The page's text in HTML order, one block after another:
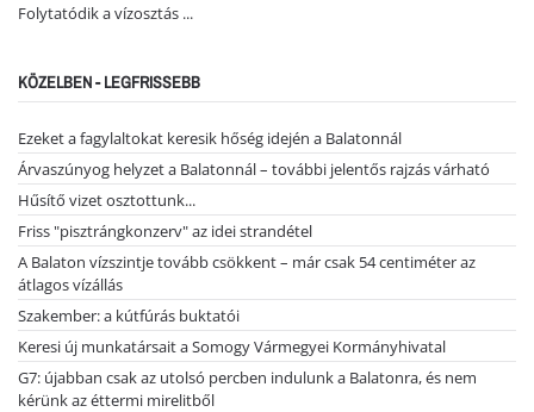
Folytatódik a vízosztás ...
KÖZELBEN - LEGFRISSEBB
Ezeket a fagylaltokat keresik hőség idején a Balatonnál
Árvaszúnyog helyzet a Balatonnál – további jelentős rajzás várható
Hűsítő vizet osztottunk...
Friss "pisztrángkonzerv" az idei strandétel
A Balaton vízszintje tovább csökkent – már csak 54 centiméter az
átlagos vízállás
Szakember: a kútfúrás buktatói
Keresi új munkatársait a Somogy Vármegyei Kormányhivatal
G7: újabban csak az utolsó percben indulunk a Balatonra, és nem
kérünk az éttermi mirelitből